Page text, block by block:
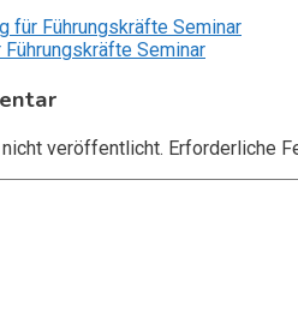
für Führungskräfte Seminar
Seminar
veröffentlicht. Erforderliche